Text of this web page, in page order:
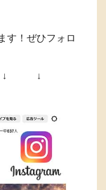
す！ぜひフォロ
↓ ↓